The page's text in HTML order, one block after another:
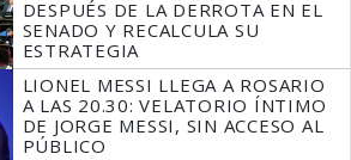
DESPUÉS DE LA DERROTA EN EL
SENADO Y RECALCULA SU
ESTRATEGIA
LIONEL MESSI LLEGA A ROSARIO
A LAS 20.30: VELATORIO ÍNTIMO
DE JORGE MESSI, SIN ACCESO AL
PÚBLICO